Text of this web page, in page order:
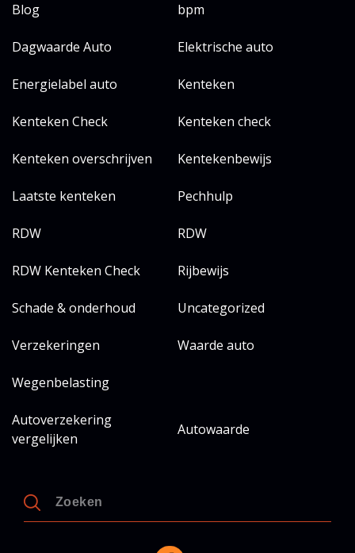
Blog bpm
Dagwaarde Auto Elektrische auto
Energielabel auto Kenteken
Kenteken Check Kenteken check
Kenteken overschrijven Kentekenbewijs
Laatste kenteken Pechhulp
RDW RDW
RDW Kenteken Check Rijbewijs
Schade & onderhoud Uncategorized
Verzekeringen Waarde auto
Wegenbelasting
Autoverzekering
vergelijken
Autowaarde